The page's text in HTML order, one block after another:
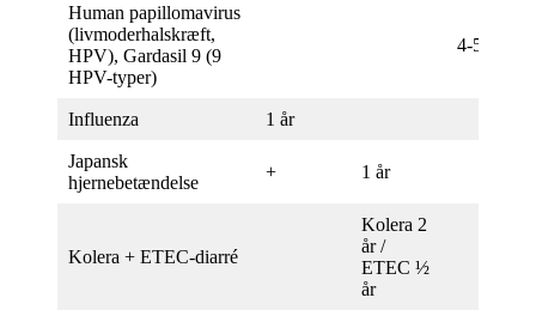
Human papillomavirus
(livmoderhalskræft,
HPV), Gardasil 9 (9
HPV-typer)
4-5 år
Influenza 1 år
Japansk
hjernebetændelse
+ 1 år
Kolera + ETEC-diarré
Kolera 2
år /
ETEC ½
år